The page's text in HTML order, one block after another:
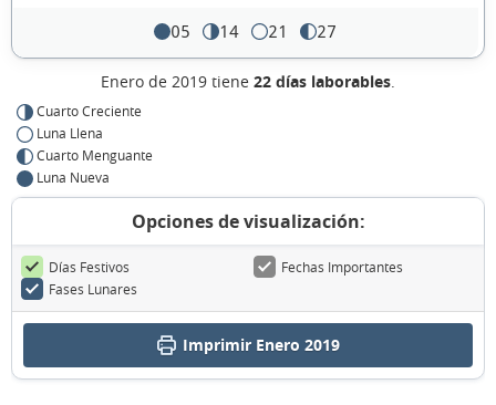
05 14 21 27
Enero de 2019 tiene 22 días laborables.
Cuarto Creciente
Luna Llena
Cuarto Menguante
Luna Nueva
Opciones de visualización:
Días Festivos
Fechas Importantes
Fases Lunares
Imprimir Enero 2019